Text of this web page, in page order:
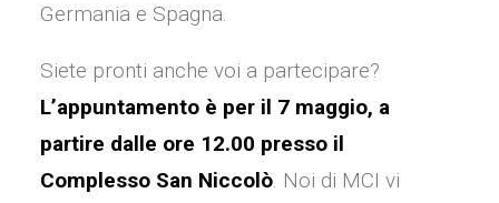
Germania e Spagna.
Siete pronti anche voi a partecipare?
L’appuntamento è per il 7 maggio, a
partire dalle ore 12.00 presso il
Complesso San Niccolò. Noi di MCI vi